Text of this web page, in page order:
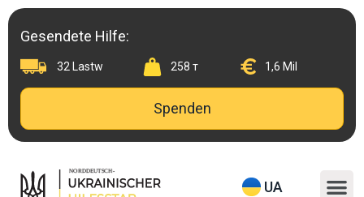
Skip
to
contentGesendete Hilfe:
32 Lastw 258 т 1,6 Mil
Spenden
UA